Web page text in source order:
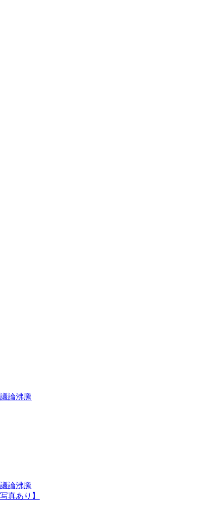
論沸騰
論沸騰
真あり】